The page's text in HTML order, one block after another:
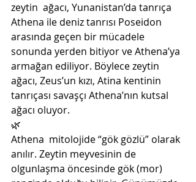
zeytin  ağacı, Yunanistan’da tanrıça
Athena ile deniz tanrısı Poseidon
arasında geçen bir mücadele
sonunda yerden bitiyor ve Athena’ya
armağan ediliyor. Böylece zeytin
ağacı, Zeus’un kızı, Atina kentinin
tanrıçası savaşçı Athena’nın kutsal
ağacı oluyor.
🌿
Athena  mitolojide “gök gözlü” olarak
anılır. Zeytin meyvesinin de
olgunlaşma öncesinde gök (mor)